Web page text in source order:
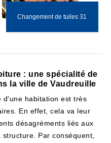
Changement de tuiles 31
: une spécialité de
la ville de Vaudreuille
d'une habitation est très
En effet, cela va leur
désagréments liés aux
Par conséquent,